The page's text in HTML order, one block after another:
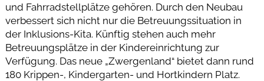
und Fahrradstellplätze gehören. Durch den Neubau
verbessert sich nicht nur die Betreuungssituation in
der Inklusions-Kita. Künftig stehen auch mehr
Betreuungsplätze in der Kindereinrichtung zur
Verfügung. Das neue „Zwergenland“ bietet dann rund
180 Krippen-, Kindergarten- und Hortkindern Platz.